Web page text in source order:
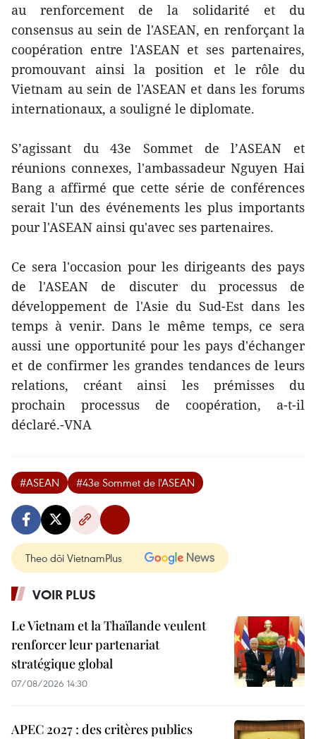
au renforcement de la solidarité et du
consensus au sein de l'ASEAN, en renforçant la
coopération entre l'ASEAN et ses partenaires,
promouvant ainsi la position et le rôle du
Vietnam au sein de l'ASEAN et dans les forums
internationaux, a souligné le diplomate.
S’agissant du 43e Sommet de l’ASEAN et
réunions connexes, l'ambassadeur Nguyen Hai
Bang a affirmé que cette série de conférences
serait l'un des événements les plus importants
pour l'ASEAN ainsi qu'avec ses partenaires.
Ce sera l'occasion pour les dirigeants des pays
de l'ASEAN de discuter du processus de
développement de l'Asie du Sud-Est dans les
temps à venir. Dans le même temps, ce sera
aussi une opportunité pour les pays d'échanger
et de confirmer les grandes tendances de leurs
relations, créant ainsi les prémisses du
prochain processus de coopération, a-t-il
déclaré.-VNA
#ASEAN #43e Sommet de l'ASEAN
Theo dõi VietnamPlus
VOIR PLUS
Le Vietnam et la Thaïlande veulent
renforcer leur partenariat
stratégique global
07/08/2026 14:30
APEC 2027 : des critères publics